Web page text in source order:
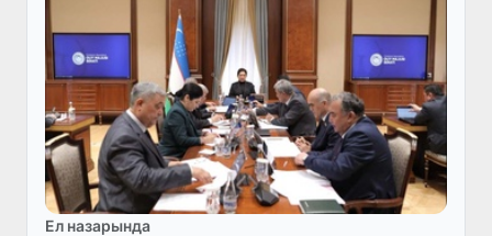
Ел назарында